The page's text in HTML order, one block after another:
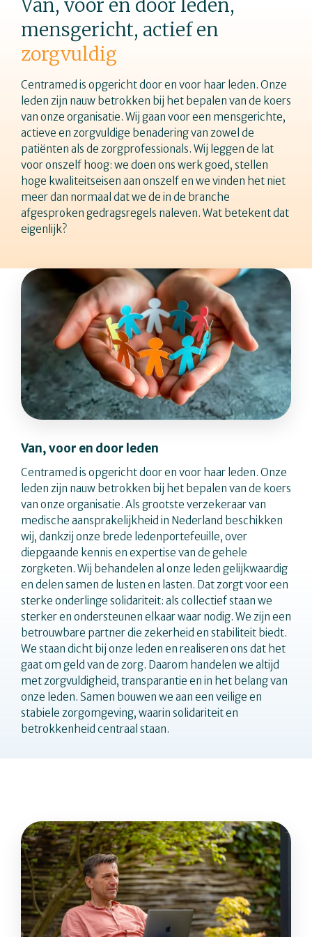
Van, voor en door leden,
mensgericht, actief en
zorgvuldig
Centramed is opgericht door en voor haar leden. Onze
leden zijn nauw betrokken bij het bepalen van de koers
van onze organisatie. Wij gaan voor een mensgerichte,
actieve en zorgvuldige benadering van zowel de
patiënten als de zorgprofessionals. Wij leggen de lat
voor onszelf hoog: we doen ons werk goed, stellen
hoge kwaliteitseisen aan onszelf en we vinden het niet
meer dan normaal dat we de in de branche
afgesproken gedragsregels naleven. Wat betekent dat
eigenlijk?
Van, voor en door leden
Centramed is opgericht door en voor haar leden. Onze
leden zijn nauw betrokken bij het bepalen van de koers
van onze organisatie. Als grootste verzekeraar van
medische aansprakelijkheid in Nederland beschikken
wij, dankzij onze brede ledenportefeuille, over
diepgaande kennis en expertise van de gehele
zorgketen. Wij behandelen al onze leden gelijkwaardig
en delen samen de lusten en lasten. Dat zorgt voor een
sterke onderlinge solidariteit: als collectief staan we
sterker en ondersteunen elkaar waar nodig. We zijn een
betrouwbare partner die zekerheid en stabiliteit biedt.
We staan dicht bij onze leden en realiseren ons dat het
gaat om geld van de zorg. Daarom handelen we altijd
met zorgvuldigheid, transparantie en in het belang van
onze leden. Samen bouwen we aan een veilige en
stabiele zorgomgeving, waarin solidariteit en
betrokkenheid centraal staan.